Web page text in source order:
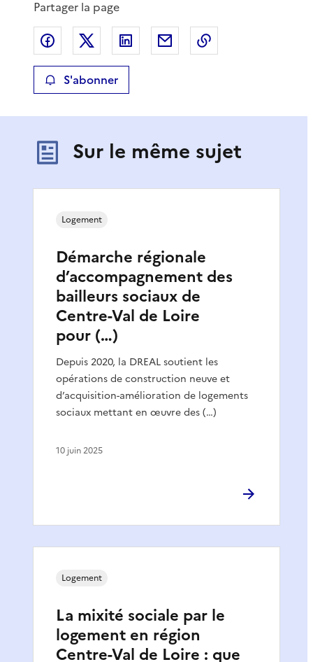
Partager la page
Partager sur Facebook
Partager sur XPartager sur LinkedIn
Partager par email
S'abonner
Sur le même sujet
Démarche régionale
d’accompagnement des
bailleurs sociaux de
Centre-Val de Loire
pour (…)
Depuis 2020, la DREAL soutient les
opérations de construction neuve et
d’acquisition-amélioration de logements
sociaux mettant en œuvre des (…)
Logement
10 juin 2025
La mixité sociale par le
logement en région
Centre-Val de Loire : que
Logement